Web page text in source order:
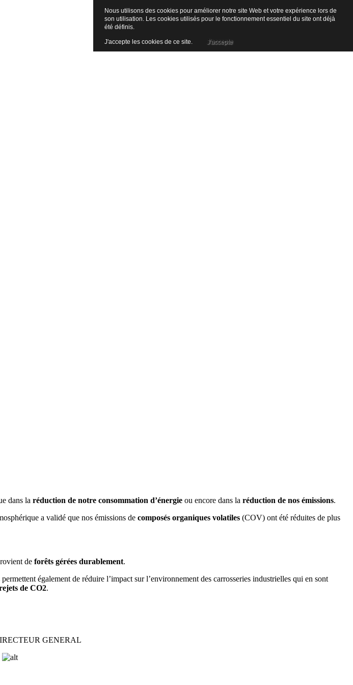
dans la réduction de notre consommation d’énergie ou encore dans la réduction de nos émissions.
a validé que nos émissions de composés organiques volatiles (COV) ont été réduites de plus
de forêts gérées durablement.
permettent également de réduire l’impact sur l’environnement des carrosseries industrielles qui en sont
de CO2.
GENERAL
Nous utilisons des cookies pour améliorer notre site Web et votre expérience lors de
son utilisation. Les cookies utilisés pour le fonctionnement essentiel du site ont déjà
été définis.
J'accepte les cookies de ce site. J'accepte